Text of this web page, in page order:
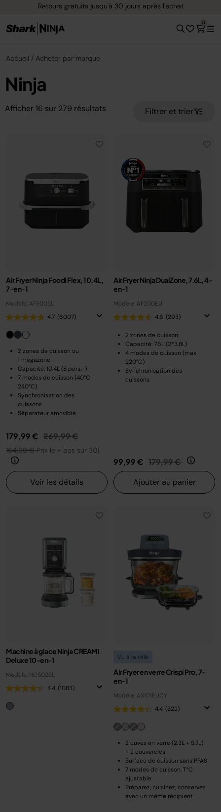
l'achat Options de paiement flexible
0
Accueil Acheter par marque
Ninja
Afficher 16 sur 279 résultats Filtrer et trier
Air Fryer Ninja Foodi Flex, 10.4L,
7-en-1
Modèle: AF500EU
4.7 (6007)
2 zones de cuisson ou
1 mégazone
Capacité: 10.4L (8 pers.+)
7 modes de cuisson (40°C-
240°C)
Synchronisation des
cuissons
Séparateur amovible
179,99 € Prix réduit de
269,99 €au
164,99 €Prix le + bas sur 30j
Voir les détails
Air Fryer Ninja DualZone, 7.6L, 4-
en-1
Modèle: AF200EU
4.6 (293)
2 zones de cuisson
Capacité: 7.6L (2*3.8L)
4 modes de cuisson (max
220°C)
Synchronisation des
cuissons
99,99 € Prix réduit de
179,99 € au
Ajouter au panier
Machine à glace Ninja CREAMi
Deluxe 10-en-1
Modèle: NC502EU
4.4 (1083)
Vu à la télé
Air Fryer en verre Crispi Pro, 7-
en-1
Modèle: AS101EUCY
4.4 (322)
2 cuves en verre (2.3L + 5.7L)
+ 2 couvercles
Surface de cuisson sans PFAS
7 modes de cuisson, T°C
ajustable
Préparez, cuisinez, conservez
avec un même récipient